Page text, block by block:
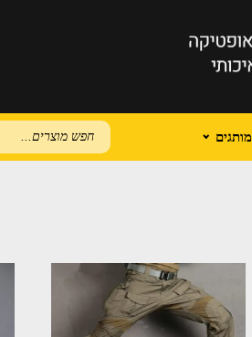
מותגים
Products
search